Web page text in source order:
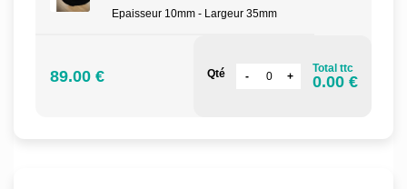
Epaisseur 10mm - Largeur 35mm
89.00 € Qté Total ttc
0.00 €